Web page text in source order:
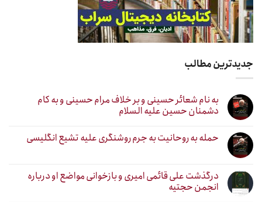
جدیدترین مطالب
به نام شعائر حسینی و بر خلاف مرام حسینی و به کام
دشمنان حسین علیه السلام
حمله به روحانیت به جرم روشنگری علیه تشیع انگلیسی
درگذشت علی قائمی امیری و بازخوانی مواضع او درباره
انجمن حجتیه